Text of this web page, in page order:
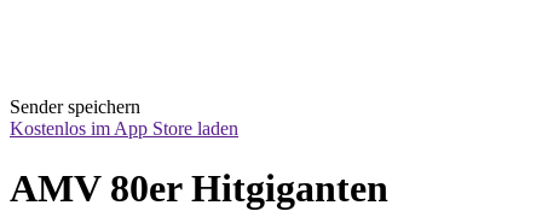
Sender speichern
Kostenlos im App Store laden
AMV 80er Hitgiganten